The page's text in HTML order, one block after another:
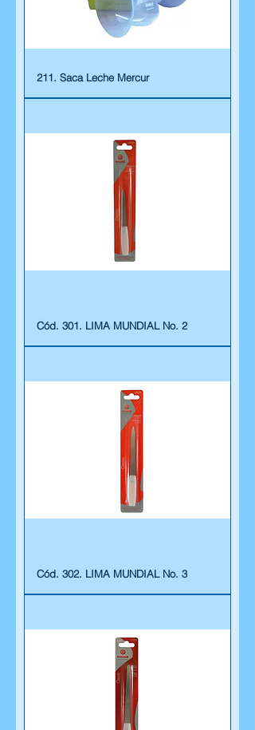
211. Saca Leche Mercur
Cód. 301. LIMA MUNDIAL No. 2
Cód. 302. LIMA MUNDIAL No. 3